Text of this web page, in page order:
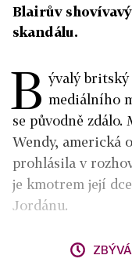
Blairův
skandálu.
B ývalý britský
mediálního
se původně zdálo.
Wendy, americká
prohlásila v
je kmotrem její
Jordánu.